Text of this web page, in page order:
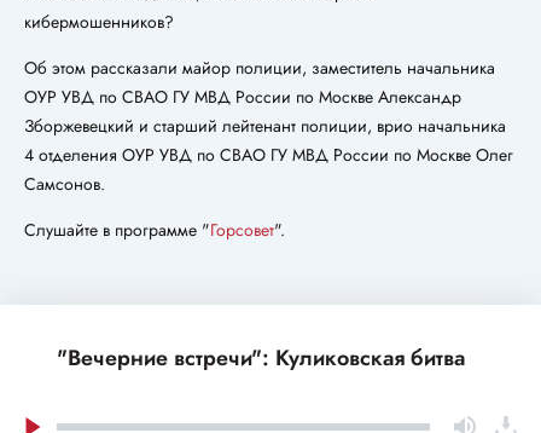
кибермошенников?
Об этом рассказали майор полиции, заместитель начальника
ОУР УВД по СВАО ГУ МВД России по Москве Александр
Зборжевецкий и старший лейтенант полиции, врио начальника
4 отделения ОУР УВД по СВАО ГУ МВД России по Москве Олег
Самсонов.
Слушайте в программе "Горсовет".
"Вечерние встречи": Куликовская битва